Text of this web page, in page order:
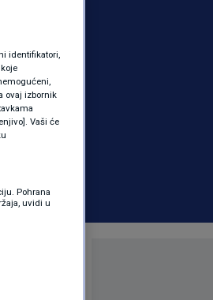
identifikatori,
ovaj izbornik
Vaši će
Pohrana
uvidi u